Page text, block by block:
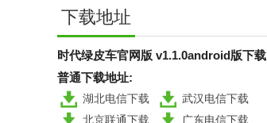
下载地址
时代绿皮车官网版 v1.1.0android版下载
普通下载地址:
湖北电信下载
武汉电信下载
北京联通下载
广东电信下载